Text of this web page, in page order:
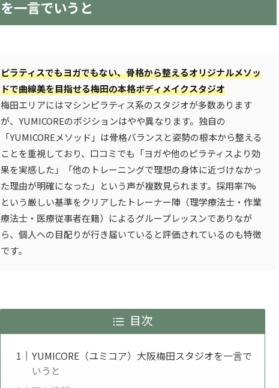
を一言でいうと
ピラティスでもヨガでもない、骨格から整えるオリジナルメソッ
ドで曲線美を目指せる梅田の本格ボディメイクスタジオ
梅田エリアにはマシンピラティス系のスタジオが多数あります
が、YUMICOREのポジションはやや異なります。独自の
「YUMICOREメソッド」は骨格バランスと姿勢の根本から整える
ことを重視しており、口コミでも「ヨガや他のピラティスより効
果を実感した」「他のトレーニングで理想の身体に近づけなかっ
た理由が明確になった」という声が複数見られます。採用率7%
という厳しい基準をクリアしたトレーナー陣（理学療法士・作業
療法士・医療従事者在籍）によるグループレッスンでありなが
ら、個人への目配りが行き届いていると評価されているのも特徴
です。
目次
YUMICORE（ユミコア）大阪梅田スタジオを一言で
いうと